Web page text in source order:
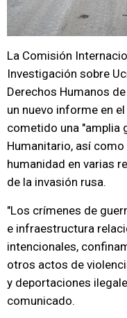
La Comisión
Investigación sobre
Derechos Humanos
un nuevo informe en
cometido una "amplia
Humanitario, así
humanidad en varias
de la invasión rusa.
"Los crímenes de
e infraestructura
intencionales,
otros actos de
y deportaciones
comunicado.